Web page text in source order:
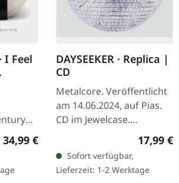
I Feel
Me |
Regulärer Preis:
34,99 €
DAYSEEKER · Replica |
CD
Metalcore. Veröffentlicht
am 14.06.2024, auf Pias.
CD im Jewelcase.
Dayseeker reduzieren auf
"Replica" alles auf den
emotionalen Kern und
verwandeln…
17,99 €
Sofort verfügbar,
Lieferzeit: 1-2 Werktage